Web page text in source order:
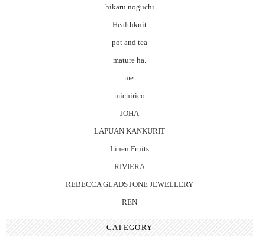
hikaru noguchi
Healthknit
pot and tea
mature ha.
me.
michirico
JOHA
LAPUAN KANKURIT
Linen Fruits
RIVIERA
REBECCA GLADSTONE JEWELLERY
REN
CATEGORY